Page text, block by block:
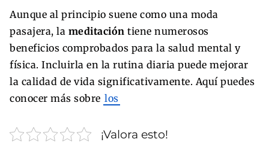
Aunque al principio suene como una moda
pasajera, la meditación tiene numerosos
beneficios comprobados para la salud mental y
física. Incluirla en la rutina diaria puede mejorar
la calidad de vida significativamente. Aquí puedes
conocer más sobre los
¡Valora esto!